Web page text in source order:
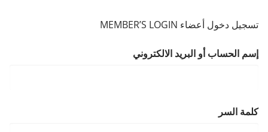
تسجيل دخول أعضاء MEMBER’S LOGIN
إسم الحساب أو البريد الالكتروني
كلمة السر